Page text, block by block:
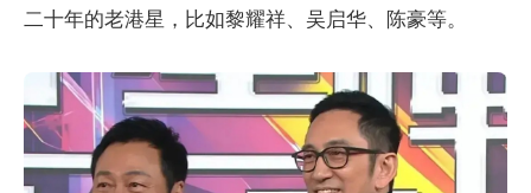
二十年的老港星，比如黎耀祥、吴启华、陈豪等。